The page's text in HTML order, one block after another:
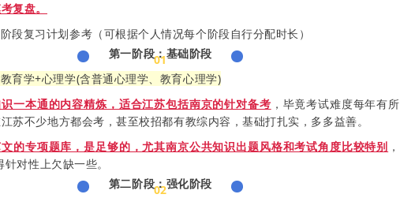
复盘。
段复习计划参考（可根据个人情况每个阶段自行分配时长）
01
第一阶段：基础阶段
育学+心理学(含普通心理学、教育心理学)
一本通的内容精炼，适合江苏包括南京的针对备考 ，毕竟考试难度每年有所
苏不少地方都会考，甚至校招都有教综内容，基础打扎实，多多益善。
文的专项题库，是足够的，尤其南京公共知识出题风格和考试角度比较特别 ，
对性上欠缺一些。
02
第二阶段：强化阶段